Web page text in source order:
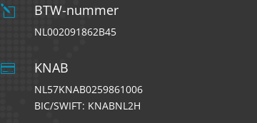
l BTW-nummer
NL002091862B45
 KNAB
NL57KNAB0259861006
BIC/SWIFT: KNABNL2H